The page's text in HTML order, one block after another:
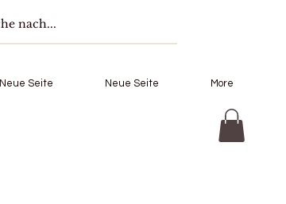
Neue Seite Neue Seite More